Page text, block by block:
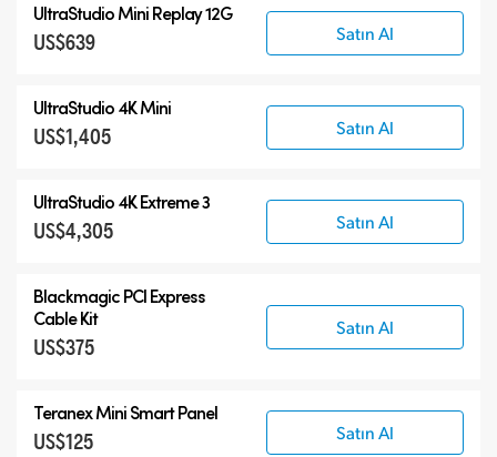
UltraStudio Mini Replay 12G
US$639 Satın Al
UltraStudio 4K Mini
US$1,405 Satın Al
UltraStudio 4K Extreme 3
US$4,305 Satın Al
Blackmagic PCI Express
Cable Kit
US$375
Satın Al
Teranex Mini Smart Panel
US$125 Satın Al